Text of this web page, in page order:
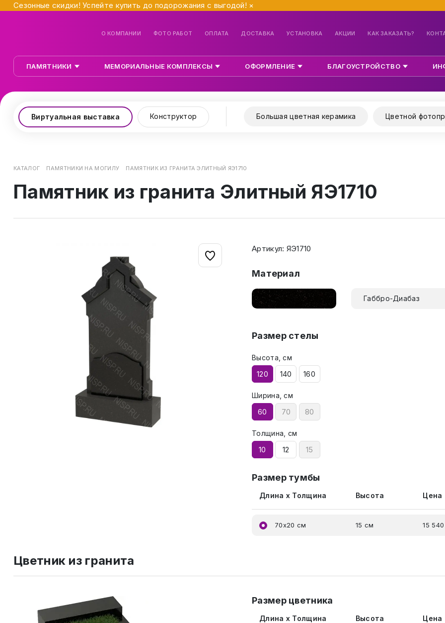
Сезонные скидки! Успейте купить до подорожания с выгодой! ×
О КОМПАНИИ ФОТО РАБОТ ОПЛАТА ДОСТАВКА УСТАНОВКА АКЦИИ КАК ЗАКАЗАТЬ?
ПАМЯТНИКИ МЕМОРИАЛЬНЫЕ КОМПЛЕКСЫ ОФОРМЛЕНИЕ БЛАГОУСТРОЙСТВО
Виртуальная выставка Конструктор Большая цветная керамика Цветной
КАТАЛОГ ПАМЯТНИКИ НА МОГИЛУ ПАМЯТНИК ИЗ ГРАНИТА ЭЛИТНЫЙ ЯЭ1710
Памятник из гранита Элитный ЯЭ1710
Артикул: ЯЭ1710
Материал
Габбро-Диабаз
Размер стелы
Высота, см
120 140 160
Ширина, см
60 70 80
Толщина, см
10 12 15
Размер тумбы
Длина x Толщина Высота Цена
70x20 см 15 см 15
Цветник из гранита
Размер цветника
Длина x Толщина Высота Цена